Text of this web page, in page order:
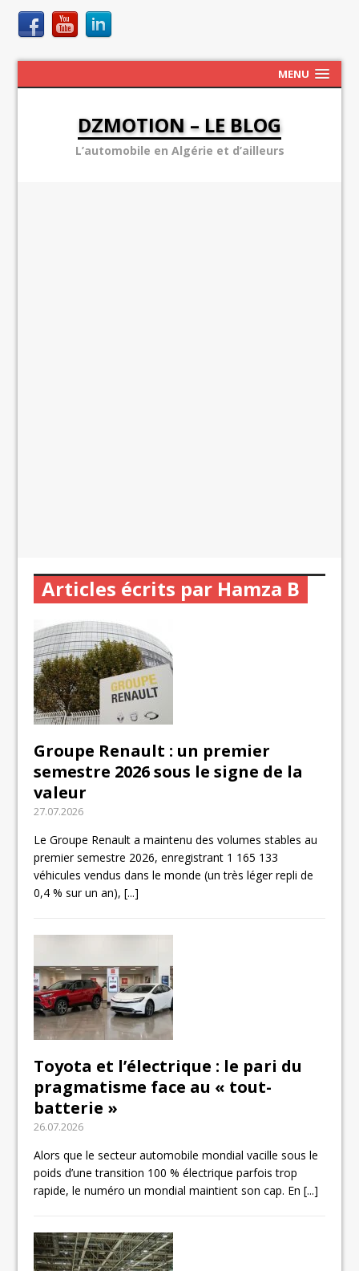
MENU
DZMOTION – LE BLOG
L’automobile en Algérie et d’ailleurs
Articles écrits par Hamza B
Groupe Renault : un premier
semestre 2026 sous le signe de la
valeur
27.07.2026
Le Groupe Renault a maintenu des volumes stables au
premier semestre 2026, enregistrant 1 165 133
véhicules vendus dans le monde (un très léger repli de
0,4 % sur un an),[...]
Toyota et l’électrique : le pari du
pragmatisme face au « tout-
batterie »
26.07.2026
Alors que le secteur automobile mondial vacille sous le
poids d’une transition 100 % électrique parfois trop
rapide, le numéro un mondial maintient son cap. En[...]